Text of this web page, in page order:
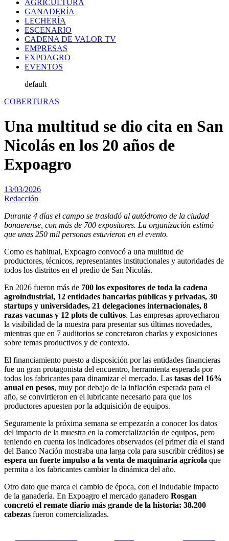
AGRICULTURA
GANADERÍA
LECHERÍA
ESCENARIO
CADENA DE VALOR TV
EMPRESAS
EXPOAGRO
EVENTOS
default
COBERTURAS
Una multitud se dio cita en San
Nicolás en los 20 años de
Expoagro
13/03/2026
Redacción
Durante 4 días el campo se trasladó al autódromo de la ciudad
bonaerense, con más de 700 expositores. La organización estimó
que unas 250 mil personas estuvieron en el evento.
Como es habitual, Expoagro convocó a una multitud de
productores, técnicos, representantes institucionales y autoridades de
todos los distritos en el predio de San Nicolás.
En 2026 fueron más de 700 los expositores de toda la cadena
agroindustrial, 12 entidades bancarias públicas y privadas, 30
startups y universidades, 21 delegaciones internacionales, 8
razas vacunas y 12 plots de cultivos. Las empresas aprovecharon
la visibilidad de la muestra para presentar sus últimas novedades,
mientras que en 7 auditorios se concretaron charlas y exposiciones
sobre temas productivos y de contexto.
El financiamiento puesto a disposición por las entidades financieras
fue un gran protagonista del encuentro, herramienta esperada por
todos los fabricantes para dinamizar el mercado. Las tasas del 16%
anual en pesos, muy por debajo de la inflación esperada para el
año, se convirtieron en el lubricante necesario para que los
productores apuesten por la adquisición de equipos.
Seguramente la próxima semana se empezarán a conocer los datos
del impacto de la muestra en la comercialización de equipos, pero
teniendo en cuenta los indicadores observados (el primer día el stand
del Banco Nación mostraba una larga cola para suscribir créditos) se
espera un fuerte impulso a la venta de maquinaria agrícola que
permita a los fabricantes cambiar la dinámica del año.
Otro dato que marca el cambio de época, con el indudable impacto
de la ganadería. En Expoagro el mercado ganadero Rosgan
concretó el remate diario más grande de la historia: 38.200
cabezas fueron comercializadas.